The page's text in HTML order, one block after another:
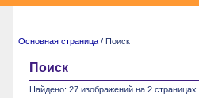
Основная страница / Поиск
Поиск
Найдено: 27 изображений на 2